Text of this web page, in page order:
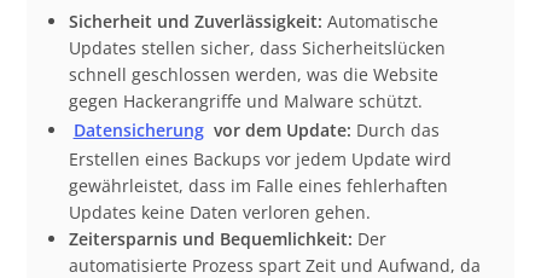
Sicherheit und Zuverlässigkeit: Automatische
Updates stellen sicher, dass Sicherheitslücken
schnell geschlossen werden, was die Website
gegen Hackerangriffe und Malware schützt.
Datensicherung vor dem Update: Durch das
Erstellen eines Backups vor jedem Update wird
gewährleistet, dass im Falle eines fehlerhaften
Updates keine Daten verloren gehen.
Zeitersparnis und Bequemlichkeit: Der
automatisierte Prozess spart Zeit und Aufwand, da